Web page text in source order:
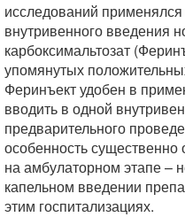
исследований
внутривенного введения
карбоксимальтозат
упомянутых
Феринъект удобен в
вводить в одной
предварительного
особенность существенно
на амбулаторном этапе –
капельном введении
этим госпитализациях.